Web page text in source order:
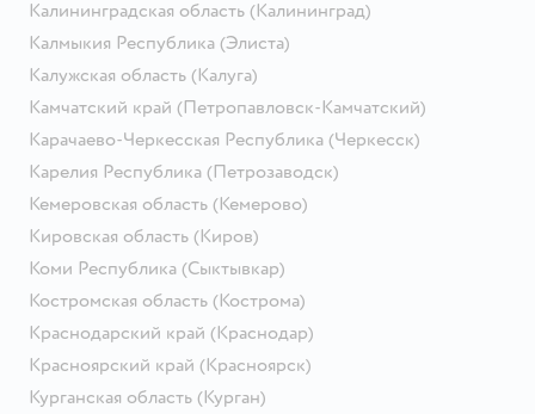
Калининградская область (Калининград)
Калмыкия Республика (Элиста)
Калужская область (Калуга)
Камчатский край (Петропавловск-Камчатский)
Карачаево-Черкесская Республика (Черкесск)
Карелия Республика (Петрозаводск)
Кемеровская область (Кемерово)
Кировская область (Киров)
Коми Республика (Сыктывкар)
Костромская область (Кострома)
Краснодарский край (Краснодар)
Красноярский край (Красноярск)
Курганская область (Курган)